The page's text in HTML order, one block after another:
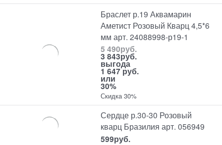
Браслет р.19 Аквамарин
Аметист Розовый Кварц 4,5*6
мм арт. 24088998-р19-1
5 490руб.
3 843руб.
выгода
1 647 руб.
или
30%
Скидка 30%
Сердце р.30-30 Розовый
кварц Бразилия арт. 056949
599руб.